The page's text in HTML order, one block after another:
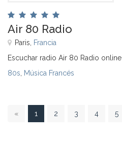
Air 80 Radio
Paris, Francia
Escuchar radio Air 80 Radio online
80s Música Francés
« 1 2 3 4 5